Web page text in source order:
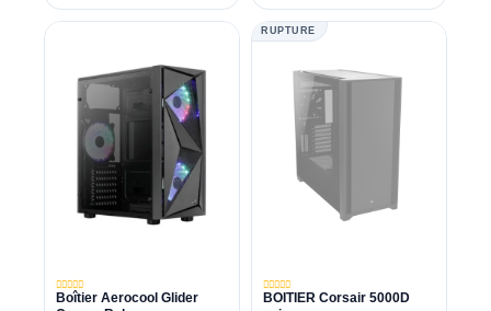
Boîtier Aerocool Glider
RUPTURE
BOITIER Corsair 5000D